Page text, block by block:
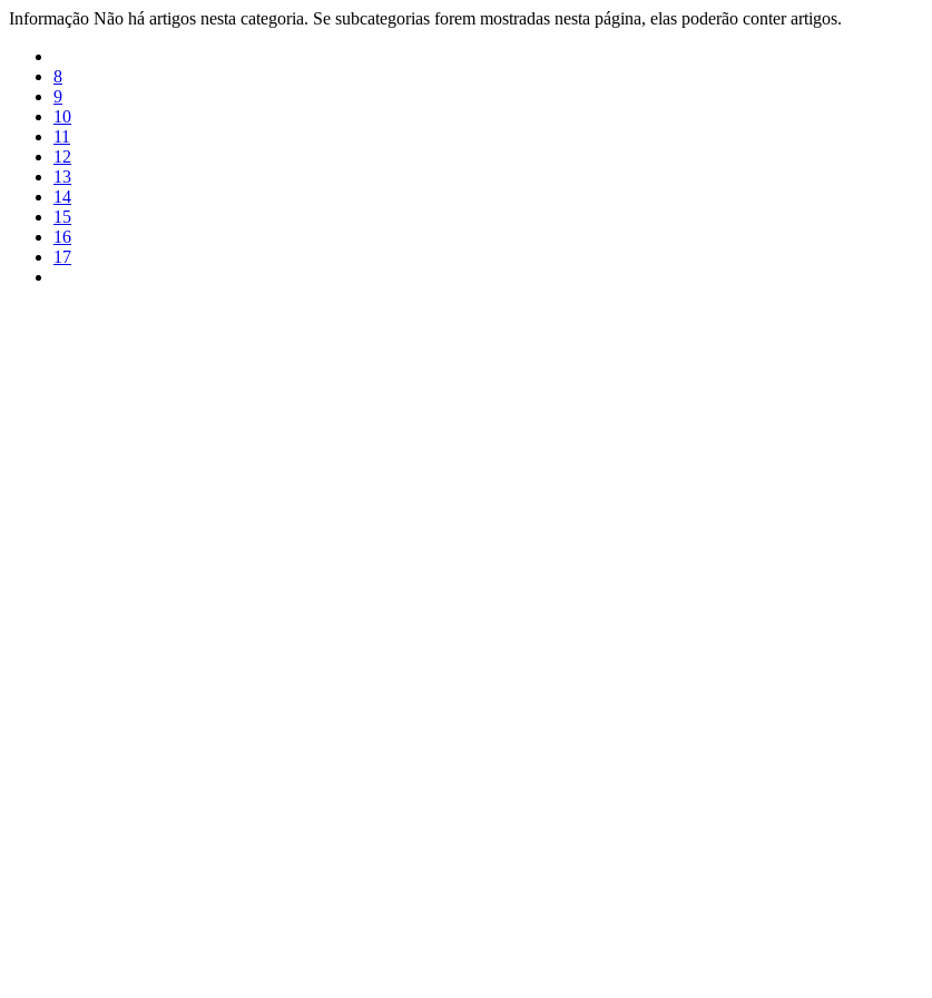
Informação Não há artigos nesta categoria. Se subcategorias forem mostradas nesta página, elas poderão conter artigos.
8
9
10
11
12
13
14
15
16
17